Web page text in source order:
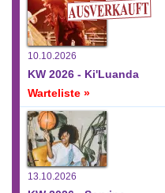
10.10.2026
KW 2026 - Ki'Luanda
Warteliste »
13.10.2026